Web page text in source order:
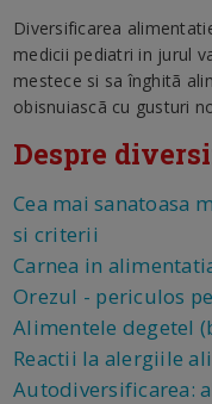
Diversificarea
medicii pediatri in jurul
mestece si sa înghitã
obisnuiascã cu gusturi
Despre
Cea mai sanatoasa
si criterii
Carnea in
Orezul - periculos
Alimentele degetel
Reactii la alergiile
Autodiversificarea: